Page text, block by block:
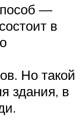
—
в
Но такой
здания, в